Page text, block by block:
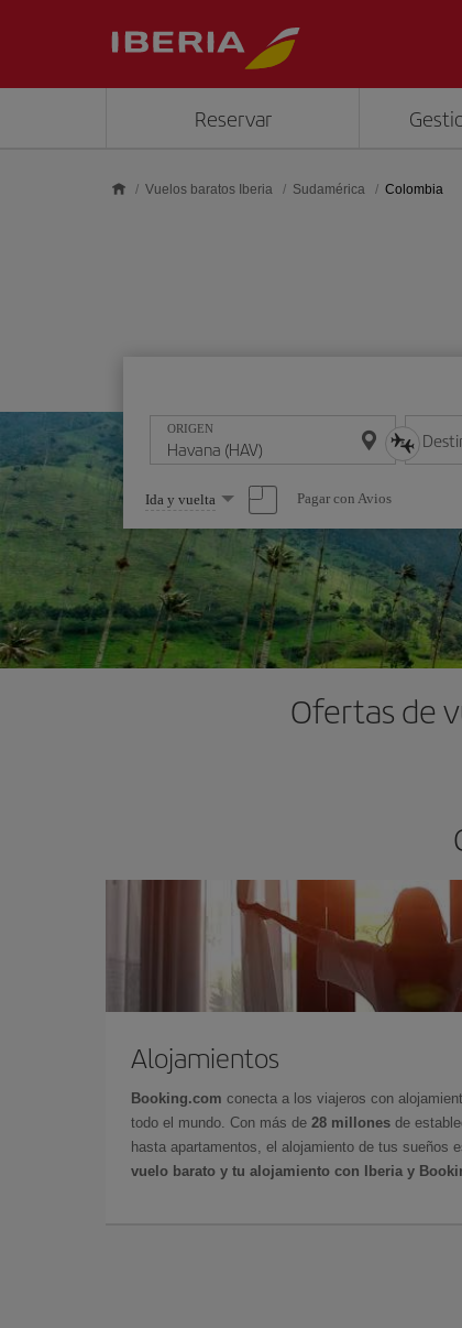
Reservar
Vuelos baratos Iberia Sudamérica Colombia
ORIGEN
Seleccione
una
opción
Ida y vuelta Pagar con Avios
Ofertas de
Alojamientos
Booking.com conecta a los viajeros con
todo el mundo. Con más de 28 millones de
hasta apartamentos, el alojamiento de tus sueños
vuelo barato y tu alojamiento con Iberia y